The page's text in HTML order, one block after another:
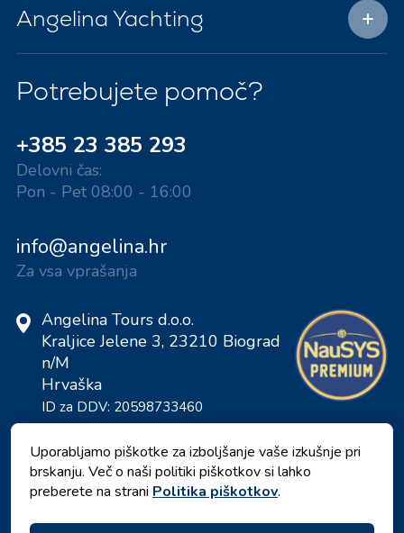
Angelina Yachting
Potrebujete pomoč?
+385 23 385 293
Delovni čas:
Pon - Pet 08:00 - 16:00
info@angelina.hr
Za vsa vprašanja
Angelina Tours d.o.o.
Kraljice Jelene 3, 23210 Biograd
n/M
Hrvaška
ID za DDV: 20598733460
ID: HR-AB-23-060130534, MB:
0650676
Uporabljamo piškotke za izboljšanje vaše izkušnje pri
brskanju. Več o naši politiki piškotkov si lahko
preberete na strani Politika piškotkov.